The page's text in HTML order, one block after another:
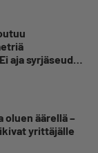
aja syrjäseudun
äärellä –
yrittäjälle